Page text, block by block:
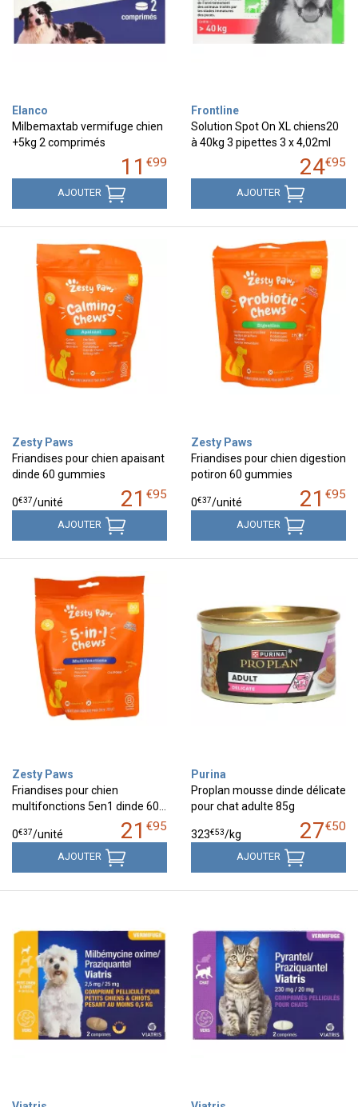
Elanco
Milbemaxtab vermifuge chien
+5kg 2 comprimés
11 €99
AJOUTER
Frontline
Solution Spot On XL chiens20
à 40kg 3 pipettes 3 x 4,02ml
24€95
AJOUTER
Zesty Paws
Friandises pour chien apaisant
dinde 60 gummies
21 €95
0€37/unité
AJOUTER
Zesty Paws
Friandises pour chien digestion
potiron 60 gummies
21 €95
0€37/unité
AJOUTER
Zesty Paws
Friandises pour chien
multifonctions 5en1 dinde 60…
21 €95
0€37/unité
AJOUTER
Purina
Proplan mousse dinde délicate
pour chat adulte 85g
27€50
323€53/kg
AJOUTER